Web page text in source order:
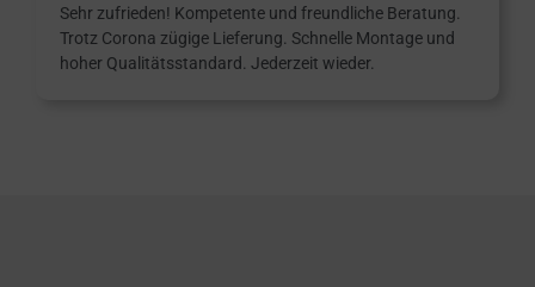
Sehr zufrieden! Kompetente und freundliche Beratung.
Trotz Corona zügige Lieferung. Schnelle Montage und
hoher Qualitätsstandard. Jederzeit wieder.